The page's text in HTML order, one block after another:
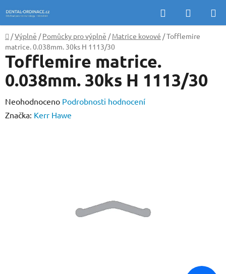
na
obsah
Hledat
KOŠÍK
Domů
/Výplně / Pomůcky pro výplně / Matrice kovové /Tofflemire
matrice. 0.038mm. 30ks H 1113/30
Tofflemire matrice.
0.038mm. 30ks H 1113/30
Průměrné
hodnocení
Neohodnoceno Podrobnosti hodnocení
Značka: Kerr Hawe